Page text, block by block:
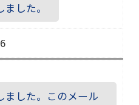
した。
ました。このメール